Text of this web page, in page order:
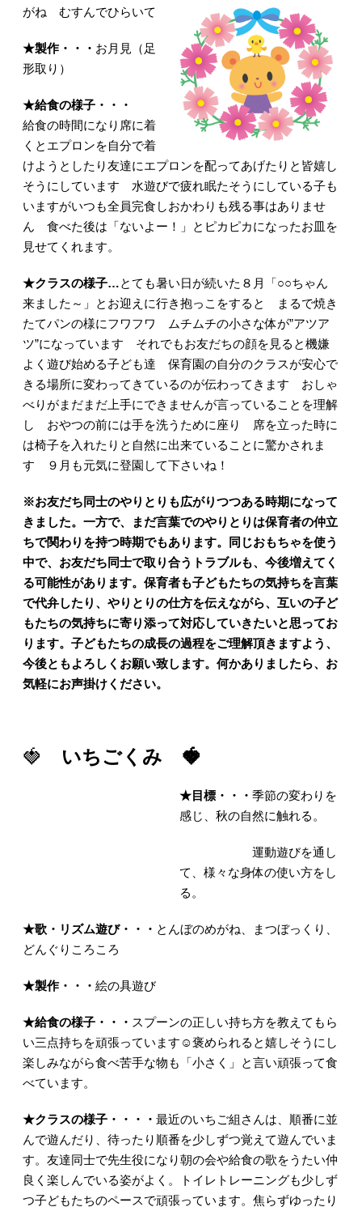
がね むすんでひらいて
★製作・・・ お月見（足
形取り）
★給食の様子・・・
給食の時間になり席に着
くとエプロンを自分で着
けようとしたり友達にエプロンを配ってあげたりと皆嬉し
そうにしています 水遊びで疲れ眠たそうにしている子も
いますがいつも全員完食しおかわりも残る事はありませ
ん 食べた後は「ないよー！」とピカピカになったお皿を
見せてくれます。
★クラスの様子…とても暑い日が続いた８月「○○ちゃん
来ました～」とお迎えに行き抱っこをすると まるで焼き
たてパンの様にフワフワ ムチムチの小さな体が”アツア
ツ”になっています それでもお友だちの顔を見ると機嫌
よく遊び始める子ども達 保育園の自分のクラスが安心で
きる場所に変わってきているのが伝わってきます おしゃ
べりがまだまだ上手にできませんが言っていることを理解
し おやつの前には手を洗うために座り 席を立った時に
は椅子を入れたりと自然に出来ていることに驚かされま
す ９月も元気に登園して下さいね！
※お友だち同士のやりとりも広がりつつある時期になって
きました。一方で、まだ言葉でのやりとりは保育者の仲立
ちで関わりを持つ時期でもあります。同じおもちゃを使う
中で、お友だち同士で取り合うトラブルも、今後増えてく
る可能性があります。保育者も子どもたちの気持ちを言葉
で代弁したり、やりとりの仕方を伝えながら、互いの子ど
もたちの気持ちに寄り添って対応していきたいと思ってお
ります。子どもたちの成長の過程をご理解頂きますよう、
今後ともよろしくお願い致します。何かありましたら、お
気軽にお声掛けください。
🍓 いちごくみ 🍓
★目標・・・ 季節の変わりを
感じ、秋の自然に触れる。
運動遊びを通し
て、様々な身体の使い方をし
る。
★歌・リズム遊び・・・ とんぼのめがね、まつぼっくり、
どんぐりころころ
★製作・・・ 絵の具遊び
★給食の様子・・・ スプーンの正しい持ち方を教えてもら
い三点持ちを頑張っています☺褒められると嬉しそうにし
楽しみながら食べ苦手な物も「小さく」と言い頑張って食
べています。
★クラスの様子・・・・ 最近のいちご組さんは、順番に並
んで遊んだり、待ったり順番を少しずつ覚えて遊んでいま
す。友達同士で先生役になり朝の会や給食の歌をうたい仲
良く楽しんでいる姿がよく。トイレトレーニングも少しず
つ子どもたちのペースで頑張っています。焦らずゆったり